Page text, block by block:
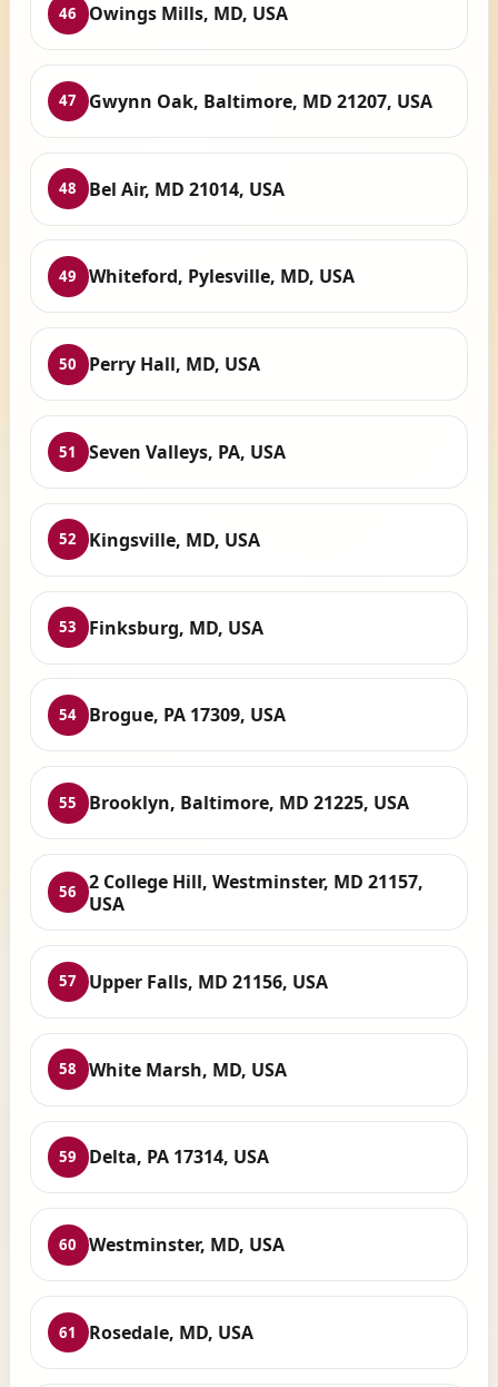
46 Owings Mills, MD, USA
47 Gwynn Oak, Baltimore, MD 21207, USA
48 Bel Air, MD 21014, USA
49 Whiteford, Pylesville, MD, USA
50 Perry Hall, MD, USA
51 Seven Valleys, PA, USA
52 Kingsville, MD, USA
53 Finksburg, MD, USA
54 Brogue, PA 17309, USA
55 Brooklyn, Baltimore, MD 21225, USA
56
2 College Hill, Westminster, MD 21157,
USA
57 Upper Falls, MD 21156, USA
58 White Marsh, MD, USA
59 Delta, PA 17314, USA
60 Westminster, MD, USA
61 Rosedale, MD, USA